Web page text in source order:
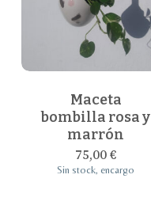
Maceta
bombilla rosa y
marrón
75,00€
Sin stock, encargo